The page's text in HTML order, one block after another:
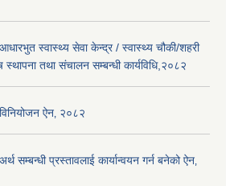
स्वास्थ्य सेवा केन्द्र / स्वास्थ्य चौकी/शहरी
तथा संचालन सम्बन्धी कार्यविधि,२०८२
ऐन‚ २०८२
सम्बन्धी प्रस्तावलाई कार्यान्वयन गर्न बनेको ऐन‚